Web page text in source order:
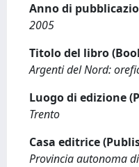
Anno di
2005
Titolo del libro
Argenti del Nord:
Luogo di edizione
Trento
Casa editrice
Provincia autonoma